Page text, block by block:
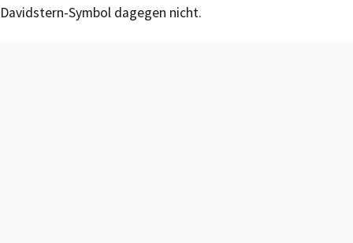
Davidstern-Symbol dagegen nicht.